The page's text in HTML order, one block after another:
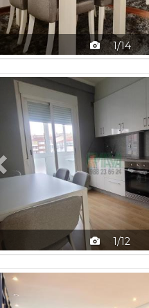
1/14
1/12
Previous
Previous